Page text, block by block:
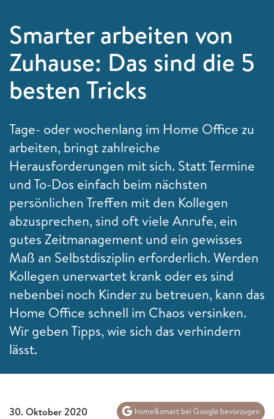
Smarter arbeiten von
Zuhause: Das sind die 5
besten Tricks
Tage- oder wochenlang im Home Office zu
arbeiten, bringt zahlreiche
Herausforderungen mit sich. Statt Termine
und To-Dos einfach beim nächsten
persönlichen Treffen mit den Kollegen
abzusprechen, sind oft viele Anrufe, ein
gutes Zeitmanagement und ein gewisses
Maß an Selbstdisziplin erforderlich. Werden
Kollegen unerwartet krank oder es sind
nebenbei noch Kinder zu betreuen, kann das
Home Office schnell im Chaos versinken.
Wir geben Tipps, wie sich das verhindern
lässt.
30. Oktober 2020 home&smart bei Google bevorzugen